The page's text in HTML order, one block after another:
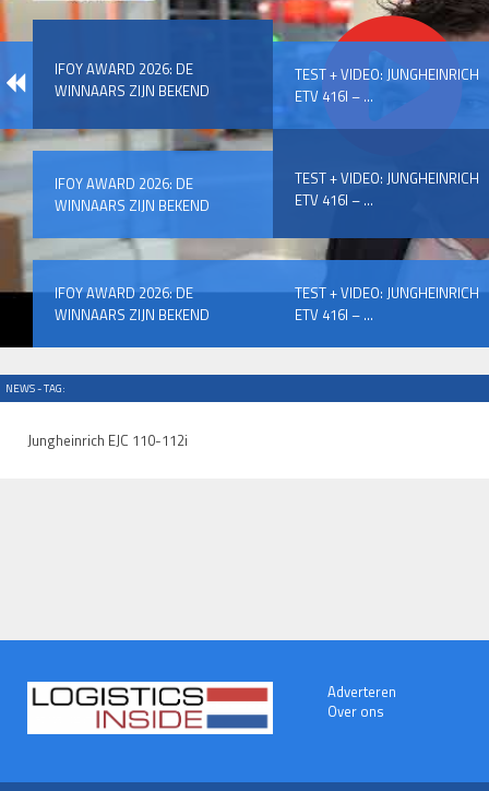
IFOY AWARD 2026: DE
WINNAARS ZIJN BEKEND
TEST + VIDEO: JUNGHEINRICH
ETV 416I – ...
IFOY AWARD 2026: DE
WINNAARS ZIJN BEKEND
TEST + VIDEO: JUNGHEINRICH
ETV 416I – ...
IFOY AWARD 2026: DE
WINNAARS ZIJN BEKEND
TEST + VIDEO: JUNGHEINRICH
ETV 416I – ...
NEWS - TAG:
Jungheinrich EJC 110-112i
Adverteren
Over ons